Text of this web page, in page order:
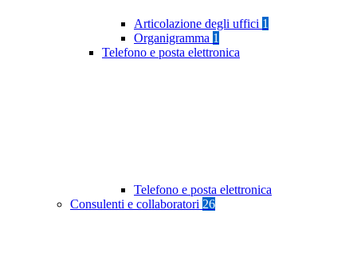
Articolazione degli uffici 1
Organigramma 1
Telefono e posta elettronica
Telefono e posta elettronica
Consulenti e collaboratori 26